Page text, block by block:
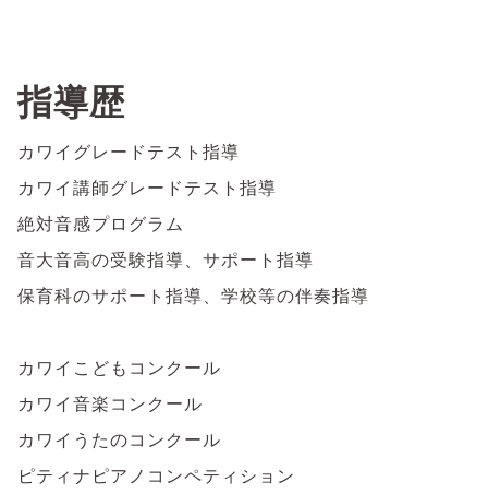
指導歴
カワイグレードテスト指導
カワイ講師グレードテスト指導
絶対音感プログラム
音大音高の受験指導、サポート指導
保育科のサポート指導、学校等の伴奏指導
カワイこどもコンクール
カワイ音楽コンクール
カワイうたのコンクール
ピティナピアノコンペティション